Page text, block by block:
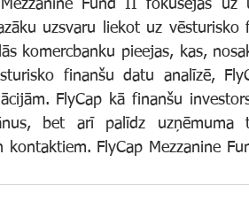
uzsvaru liekot uz
komercbanku pieejas, kas,
finanšu datu analīzē,
FlyCap kā finanšu
bet arī palīdz uzņēmuma
kontaktiem. FlyCap Mezzanine